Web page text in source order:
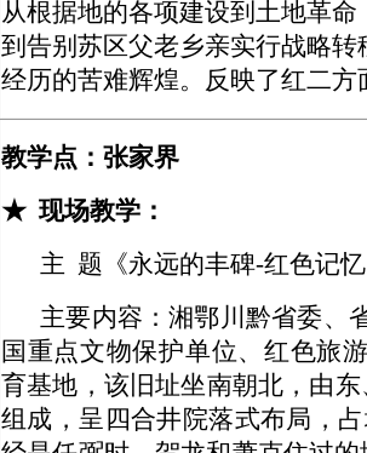
从根据地的各项建设到土地革
到告别苏区父老乡亲实行战略
经历的苦难辉煌。反映了红二
教学点： 张家界
★ 现场教学 ：
主 题 《永远的丰碑-红色记忆
主要内容：湘鄂川黔省委、
国重点文物保护单位、红色旅
育基地，该旧址坐南朝北，由
组成，呈四合井院落式布局，